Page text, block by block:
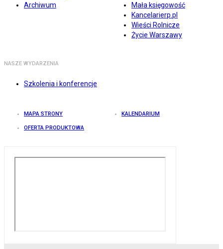
Archiwum
Mała księgowość
Kancelarierp.pl
Wieści Rolnicze
Życie Warszawy
NASZE WYDARZENIA
Szkolenia i konferencje
MAPA STRONY KALENDARIUM
OFERTA PRODUKTOWA